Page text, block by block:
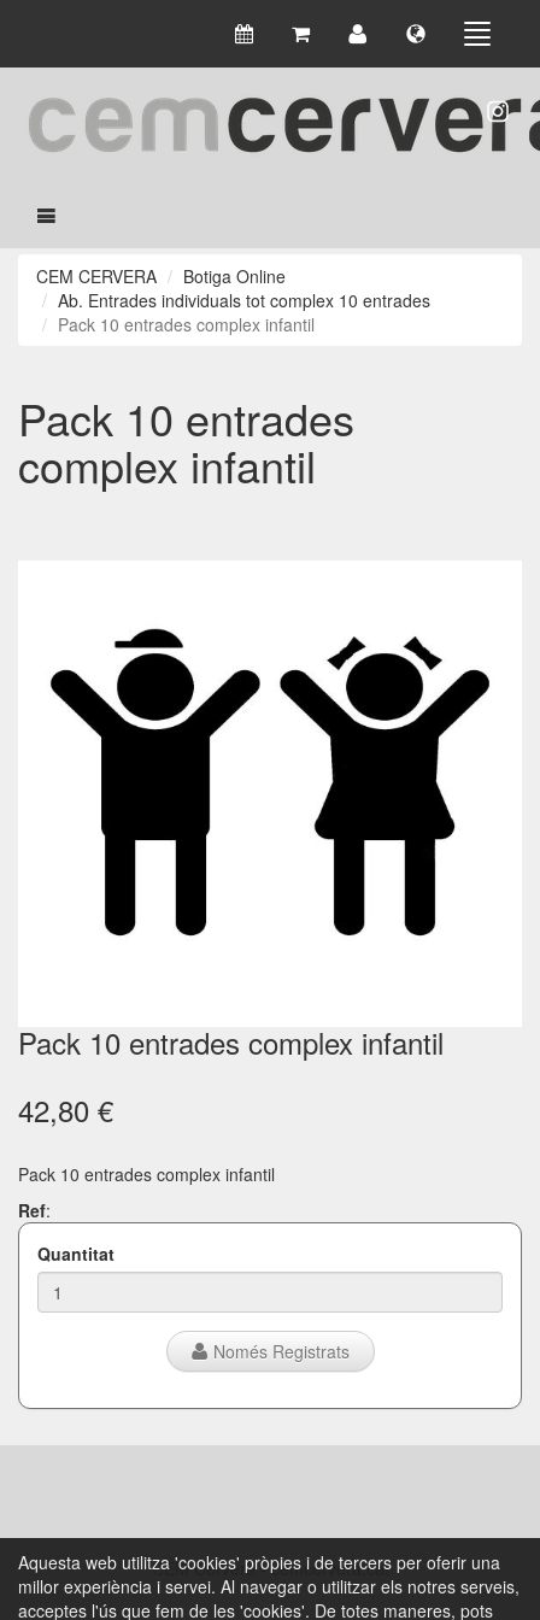
CEM CERVERA
Botiga Online
Ab. Entrades individuals tot complex 10 entrades
Pack 10 entrades complex infantil
Pack 10 entrades
complex infantil
Pack 10 entrades complex infantil
42,80 €
Pack 10 entrades complex infantil
Ref:
Quantitat
Només Registrats
CEM Cervera - cemcervera.cat
Aquesta web utilitza 'cookies' pròpies i de tercers per oferir una
millor experiència i servei. Al navegar o utilitzar els notres serveis,
acceptes l'ús que fem de les 'cookies'. De totes maneres, pots